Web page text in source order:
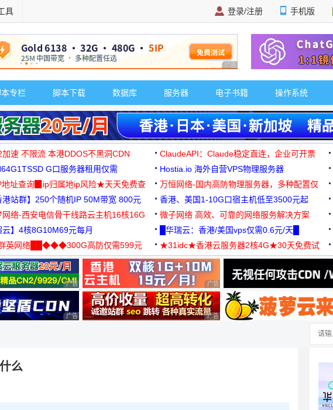
具 登录/注册 手机版
广告 商业广告，理性选择
本专栏 脚本下载 数据库 服务器 电子书籍 操作系统
加速 不限流 本港DDOS不黑洞CDN ClaudeAPI：Claude稳定直连，企业可开票
G口服务器租用仅需
可免费测试
Hostia.io 海外自营VPS物理服务器
地址查询▉ip归属地ip风险★天天免费查
万恒网络-国内高防物理服务器，多种配置仅
99元/月起
港站群】250个随机IP 50M带宽 800元 香港、美国1-10G口宿主机低至3500元起
网络-西安电信骨干线路云主机16核16G
/月
微子网络 高效、可靠的网络服务解决方案
云】4核8G10M69元每月 █华瑞云：香港/美国vps仅需0.6元/天█
英网络██◆◆◆300G高防仅需599元
★31idc★香港云服务器2核4G★30天免费试
用◆
广告 商业广告，理性选择 广告 商业广告，理性选择
广告 商业广告，理性选择 广告 商业广告，理性选择
么